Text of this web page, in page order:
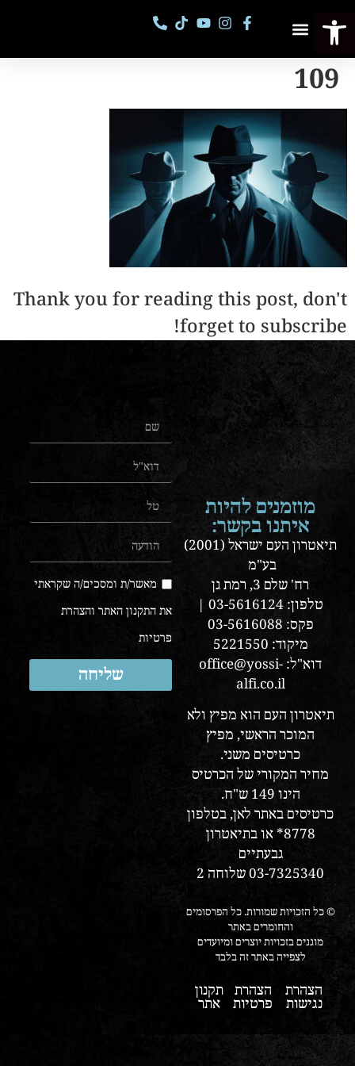
109
Thank you for reading this post, don't
forget to subscribe!
מוזמנים להיות
איתנו בקשר:
תיאטרון העם ישראל (2001)
בע"מ
רח' שלם 3, רמת גן
טלפון: 03-5616124 |
פקס: 03-5616088
מיקוד: 5221550
דוא"ל: office@yossi-
alfi.co.il
תיאטרון העם הוא מפיץ ולא
המוכר הראשי, מפיץ
כרטיסים משני.
מחיר המקורי של הכרטיס
הינו 149 ש"ח.
כרטיסים באתר לאן, בטלפון
8778* או בתיאטרון
גבעתיים
03-7325340 שלוחה 2
© כל הזכויות שמורות. כל הפרסומים
והחומרים באתר
מוגנים בזכויות יוצרים ומיועדים
לצפייה באתר זה בלבד
הצהרת
נגישות
הצהרת
פרטיות
תקנון
אתר
מאשר/ת ומסכים/ה שקראתי
את התקנון האתר והצהרת
פרטיות
שליחה
פתח סרגל נגישות